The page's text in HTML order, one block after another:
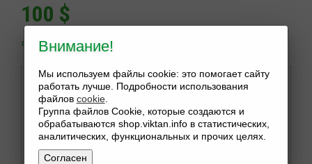
100 $
Нажимая конопку купить вы подтверждаете правила
сайта.
ПрочестьПользовательское соглашение
− + КУПИТИ
Внимание!
Мы используем файлы cookie: это помогает сайту
работать лучше. Подробности использования
файлов cookie.
Группа файлов Cookie, которые создаются и
обрабатываются shop.viktan.info в статистических,
аналитических, функциональных и прочих целях.
Согласен